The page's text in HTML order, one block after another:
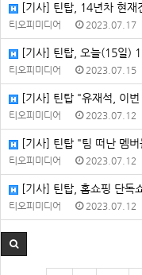
[기사] 틴탑, 14년차 현
티오피미디어 2023.07.17
[기사] 틴탑, 오늘(15일)
티오피미디어 2023.07.15
[기사] 틴탑 "유재석, 이
티오피미디어 2023.07.12
[기사] 틴탑 "팀 떠난 멤
티오피미디어 2023.07.12
[기사] 틴탑, 홈쇼핑 단독
티오피미디어 2023.07.12